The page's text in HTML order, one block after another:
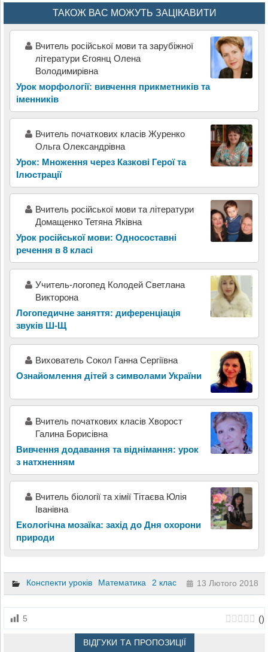
ТАКОЖ ВАС МОЖУТЬ ЗАЦІКАВИТИ
Вчитель російської мови та зарубіжної
літератури Єгоянц Олена
Володимирівна
Урок морфології: вивчення прикметників та
іменників
Вчитель початкових класів Журенко
Ольга Олександрівна
Урок: Множення через Казкові Герої та
Ілюстрації
Вчитель російської мови та літератури
Домащенко Тетяна Яківна
Урок російської мови: Односоставні
речення в 8 класі
Учитель-логопед Колодей Светлана
Викторона
Логопедичне заняття: диференціація
звуків Ш-Щ
Вихователь Сокол Ганна Сергіївна
Ознайомлення дітей з символами України
Вчитель початкових класів Хворост
Галина Борисівна
Вивчення додавання та віднімання: урок
з натхненням
Вчитель біології та хімії Тітаєва Юлія
Іванівна
Екологічна мозаїка: захід до Дня охорони
природи
Конспекти уроків Математика 2 клас 13 Лютого 2018
5 ()
ВІДГУКИ ТА ПРОПОЗИЦІЇ